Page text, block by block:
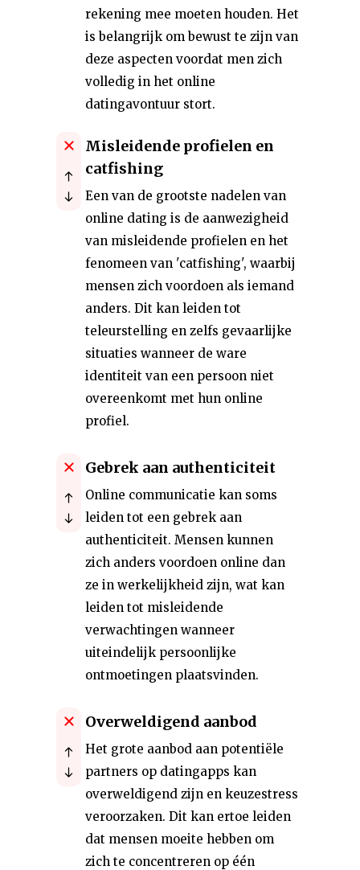
rekening mee moeten houden. Het
is belangrijk om bewust te zijn van
deze aspecten voordat men zich
volledig in het online
datingavontuur stort.
Misleidende profielen en
catfishing
Een van de grootste nadelen van
online dating is de aanwezigheid
van misleidende profielen en het
fenomeen van 'catfishing', waarbij
mensen zich voordoen als iemand
anders. Dit kan leiden tot
teleurstelling en zelfs gevaarlijke
situaties wanneer de ware
identiteit van een persoon niet
overeenkomt met hun online
profiel.
Gebrek aan authenticiteit
Online communicatie kan soms
leiden tot een gebrek aan
authenticiteit. Mensen kunnen
zich anders voordoen online dan
ze in werkelijkheid zijn, wat kan
leiden tot misleidende
verwachtingen wanneer
uiteindelijk persoonlijke
ontmoetingen plaatsvinden.
Overweldigend aanbod
Het grote aanbod aan potentiële
partners op datingapps kan
overweldigend zijn en keuzestress
veroorzaken. Dit kan ertoe leiden
dat mensen moeite hebben om
zich te concentreren op één